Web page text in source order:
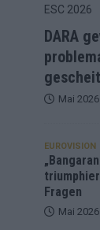
DARA
Mai 2026
EUROVISION
Fragen
Mai 2026